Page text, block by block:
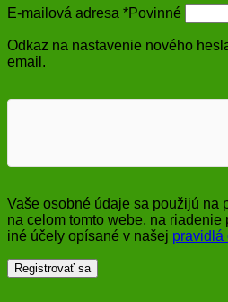
E-mailová adresa *Povinné
Odkaz na nastavenie nového
email.
Vaše osobné údaje sa použijú na
na celom tomto webe, na riadenie
iné účely opísané v našej pravidlá
Registrovať sa